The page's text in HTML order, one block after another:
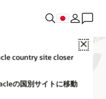
Close
country site closer
の国別サイトに移動
ライバシー